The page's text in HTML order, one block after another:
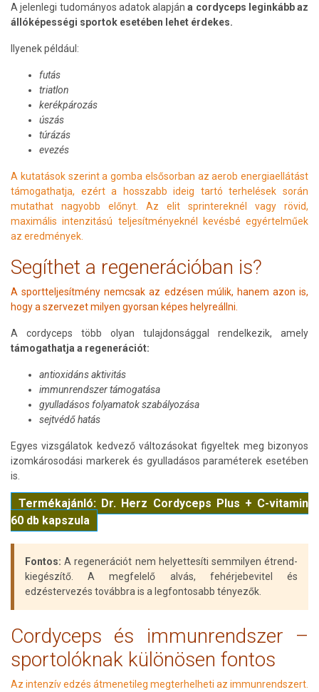
A jelenlegi tudományos adatok alapjána cordyceps leginkább az
állóképességi sportok esetében lehet érdekes.
Ilyenek például:
futás
triatlon
kerékpározás
úszás
túrázás
evezés
A kutatások szerint a gomba elsősorban az aerob energiaellátást
támogathatja, ezért a hosszabb ideig tartó terhelések során
mutathat nagyobb előnyt. Az elit sprintereknél vagy rövid,
maximális intenzitású teljesítményeknél kevésbé egyértelműek
az eredmények.
Segíthet a regenerációban is?
A sportteljesítmény nemcsak az edzésen múlik, hanem azon is,
hogy a szervezet milyen gyorsan képes helyreállni.
A cordyceps több olyan tulajdonsággal rendelkezik, amely
támogathatja a regenerációt:
antioxidáns aktivitás
immunrendszer támogatása
gyulladásos folyamatok szabályozása
sejtvédő hatás
Egyes vizsgálatok kedvező változásokat figyeltek meg bizonyos
izomkárosodási markerek és gyulladásos paraméterek esetében
is.
Termékajánló: Dr. Herz Cordyceps Plus + C-vitamin
60 db kapszula
Fontos: A regenerációt nem helyettesíti semmilyen étrend-
kiegészítő. A megfelelő alvás, fehérjebevitel és
edzéstervezés továbbra is a legfontosabb tényezők.
Cordyceps és immunrendszer –
sportolóknak különösen fontos
Az intenzív edzés átmenetileg megterhelheti az immunrendszert.